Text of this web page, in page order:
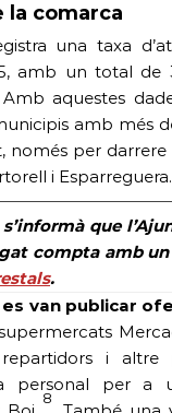
la comarca
una taxa
amb un total de
aquestes
amb més
només per darrere
i Esparreguera.
s’informà que
compta amb un
.
van publicar
i altre
personal per a
8